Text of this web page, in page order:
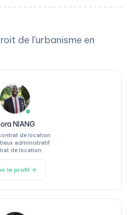
de l'urbanisme en
NIANG
de location
administratif
de location
le profil →